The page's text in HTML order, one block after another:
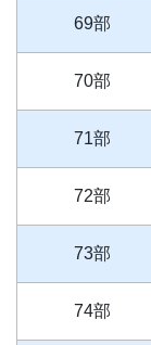
69部
70部
71部
72部
73部
74部